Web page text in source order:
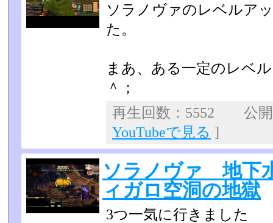
ソラノヴァのレベルア
た。
まあ、ある一定のレベ
＾；
再生回数：5552 公
YouTubeで見る ]
ソラノヴァ 地下
ィガロ空洞の地獄
3つ一気に行きました